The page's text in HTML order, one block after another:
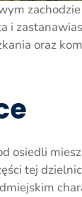
i
oraz
osiedli
tej